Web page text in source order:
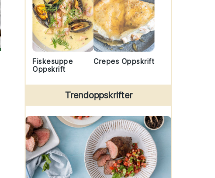
Fiskesuppe
Oppskrift
Crepes Oppskrift
Trendoppskrifter